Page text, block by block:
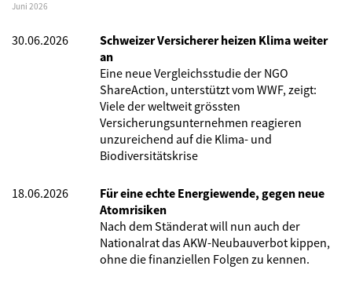
Juni 2026
30.06.2026
Schweizer Versicherer heizen Klima weiter
an
Eine neue Vergleichsstudie der NGO
ShareAction, unterstützt vom WWF, zeigt:
Viele der weltweit grössten
Versicherungsunternehmen reagieren
unzureichend auf die Klima- und
Biodiversitätskrise
18.06.2026
Für eine echte Energiewende, gegen neue
Atomrisiken
Nach dem Ständerat will nun auch der
Nationalrat das AKW-Neubauverbot kippen,
ohne die finanziellen Folgen zu kennen.